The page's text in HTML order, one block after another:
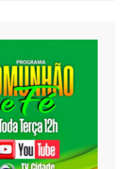
POLÍCIA FAZ ALERTA
ELA APARECE EM
“AMOR”
A SAIR PRESO DA CPI DA
PARA O ‘VIRADÃO’ DA